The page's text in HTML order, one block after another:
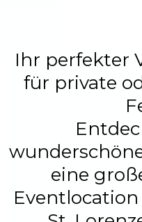
Ihr perfekter
für private
eine